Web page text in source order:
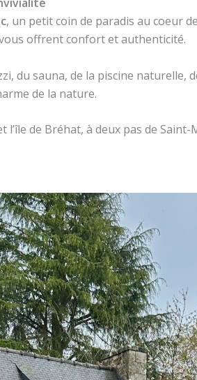
, un petit coin de paradis au coeur
offrent confort et authenticité.
du sauna, de la piscine
de la nature.
de Bréhat, à deux pas de